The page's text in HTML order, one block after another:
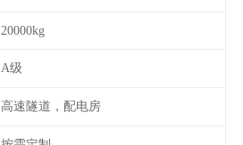
20000kg
A级
高速隧道，配电房